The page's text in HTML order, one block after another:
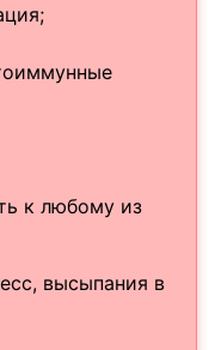
к любому из
высыпания в